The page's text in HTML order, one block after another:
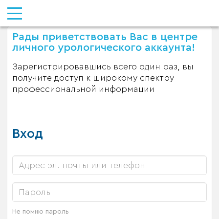
Рады приветствовать Вас в центре
личного урологического аккаунта!
Зарегистрировавшись всего один раз, вы
получите доступ к широкому спектру
профессиональной информации
Вход
Не помню пароль